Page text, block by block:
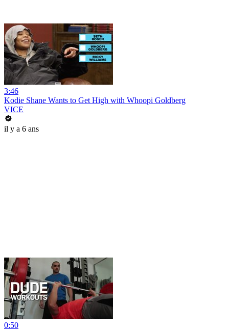
3:46
Kodie Shane Wants to Get High with Whoopi Goldberg
VICE
il y a 6 ans
0:50